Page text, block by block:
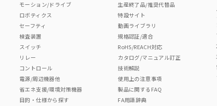
モーション/ドライブ
ロボティクス
セーフティ
検査装置
スイッチ
リレー
コントロール
電源/周辺機器他
省エネ支援/環境対策機器
目的・仕様から探す
生産終了品/推奨代替品
特設サイト
動画ライブラリ
規格認証/適合
RoHS/REACH対応
カタログ/マニュアル訂正
技術解説
使用上の注意事項
製品に関するFAQ
FA用語辞典